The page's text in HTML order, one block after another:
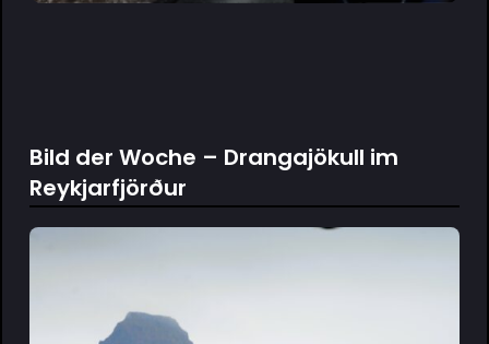
Bild der Woche – Drangajökull im
Reykjarfjörður